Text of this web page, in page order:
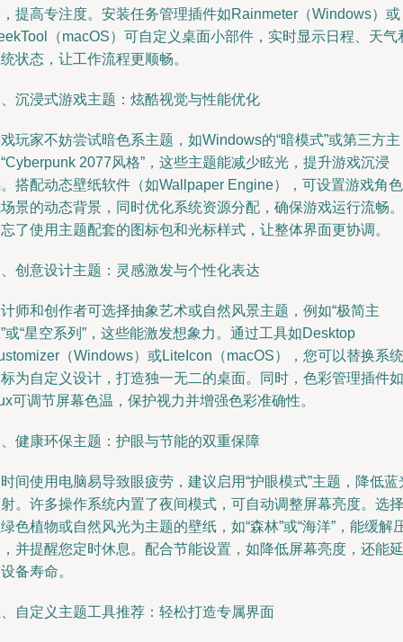
提高专注度。安装任务管理插件如Rainmeter（Windows）或
（macOS）可自定义桌面小部件，实时显示日程、天气
状态，让工作流程更顺畅。
沉浸式游戏主题：炫酷视觉与性能优化
玩家不妨尝试暗色系主题，如Windows的“暗模式”或第三方主
2077风格”，这些主题能减少眩光，提升游戏沉浸
搭配动态壁纸软件（如Wallpaper Engine），可设置游戏角色
景的动态背景，同时优化系统资源分配，确保游戏运行流畅。
了使用主题配套的图标包和光标样式，让整体界面更协调。
创意设计主题：灵感激发与个性化表达
师和创作者可选择抽象艺术或自然风景主题，例如“极简主
或“星空系列”，这些能激发想象力。通过工具如Desktop
（Windows）或LiteIcon（macOS），您可以替换系统
为自定义设计，打造独一无二的桌面。同时，色彩管理插件如
可调节屏幕色温，保护视力并增强色彩准确性。
健康环保主题：护眼与节能的双重保障
间使用电脑易导致眼疲劳，建议启用“护眼模式”主题，降低蓝
。许多操作系统内置了夜间模式，可自动调整屏幕亮度。选择
色植物或自然风光为主题的壁纸，如“森林”或“海洋”，能缓解
并提醒您定时休息。配合节能设置，如降低屏幕亮度，还能延
备寿命。
自定义主题工具推荐：轻松打造专属界面